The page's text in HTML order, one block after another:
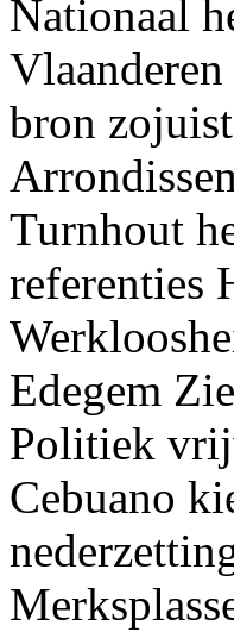
Nationaal
bron
Turnhout
referenties
Edegem
Politiek
Cebuano